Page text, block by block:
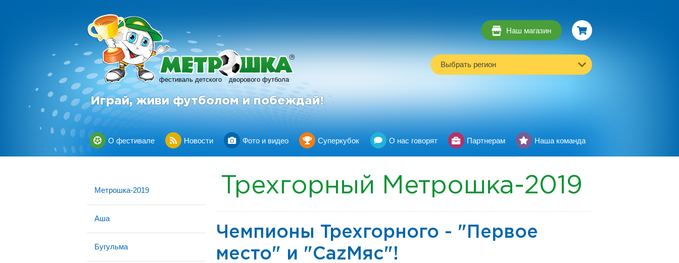
фестиваль детского дворового футбола
R
Играй, живи футболом и побеждай!
Наш магазин
Выбрать регион
О фестивале Новости Фото и видео Суперкубок О нас говорят Партнерам Наша команда
Метрошка-2019
Аша
Бугульма
Трехгорный Метрошка-2019
Чемпионы Трехгорного - "Первое
место" и "CazМяс"!